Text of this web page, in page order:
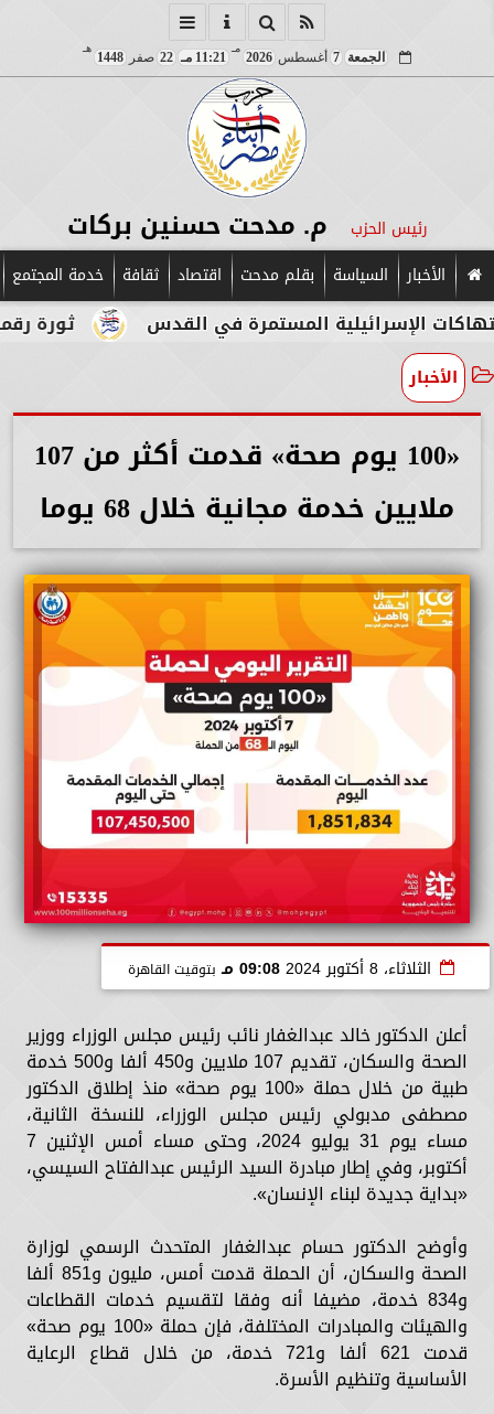
الجمعة 7 أغسطس 2026
مـ
11:21 مـ 22 صفر 1448
هـ
رئيس الحزب م. مدحت حسنين بركات
الأخبار السياسة بقلم مدحت اقتصاد ثقافة خدمة المجتمع
ثورة رقمية في المستمرة في القدس
الأخبار
«100 يوم صحة» قدمت أكثر من 107
ملايين خدمة مجانية خلال 68 يوما
الثلاثاء، 8 أكتوبر 2024 09:08 مـ بتوقيت القاهرة
أعلن الدكتور خالد عبدالغفار نائب رئيس مجلس الوزراء ووزير
الصحة والسكان، تقديم 107 ملايين و450 ألفا و500 خدمة
طبية من خلال حملة «100 يوم صحة» منذ إطلاق الدكتور
مصطفى مدبولي رئيس مجلس الوزراء، للنسخة الثانية،
مساء يوم 31 يوليو 2024، وحتى مساء أمس الإثنين 7
أكتوبر، وفي إطار مبادرة السيد الرئيس عبدالفتاح السيسي،
«بداية جديدة لبناء الإنسان».
وأوضح الدكتور حسام عبدالغفار المتحدث الرسمي لوزارة
الصحة والسكان، أن الحملة قدمت أمس، مليون و851 ألفا
و834 خدمة، مضيفا أنه وفقا لتقسيم خدمات القطاعات
والهيئات والمبادرات المختلفة، فإن حملة «100 يوم صحة»
قدمت 621 ألفا و721 خدمة، من خلال قطاع الرعاية
الأساسية وتنظيم الأسرة.